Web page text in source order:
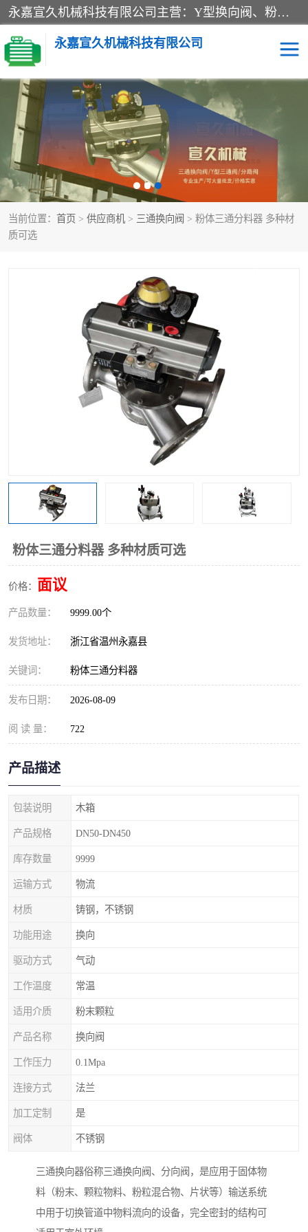
永嘉宣久机械科技有限公司主营：Y型换向阀、粉体换向阀、板式换向阀、三通换向阀、三通换向器、三通分路阀、管路换向阀等产品及服务。
永嘉宣久机械科技有限公司
当前位置： 首页 > 供应商机 > 三通换向阀 > 粉体三通分料器 多种材
质可选
粉体三通分料器 多种材质可选
价格： 面议
产品数量： 9999.00个
发货地址： 浙江省温州永嘉县
关键词： 粉体三通分料器
发布日期： 2026-08-09
阅 读 量： 722
产品描述
包装说明 木箱
产品规格 DN50-DN450
库存数量 9999
运输方式 物流
材质 铸钢，不锈钢
功能用途 换向
驱动方式 气动
工作温度 常温
适用介质 粉末颗粒
产品名称 换向阀
工作压力 0.1Mpa
连接方式 法兰
加工定制 是
阀体 不锈钢
三通换向器俗称三通换向阀、分向阀，是应用于固体物
料（粉末、颗粒物料、粉粒混合物、片状等）输送系统
中用于切换管道中物料流向的设备，完全密封的结构可
换向阀 Y型换向阀
板式换向阀 粉料换向阀
粉体换向阀 管道换向阀
管路换向阀 三通换向阀
粉体三通阀
不锈钢三通阀
翻板转向阀
Y型球阀
气动球阀
Y型分路阀
粉体分路阀
管道换向器